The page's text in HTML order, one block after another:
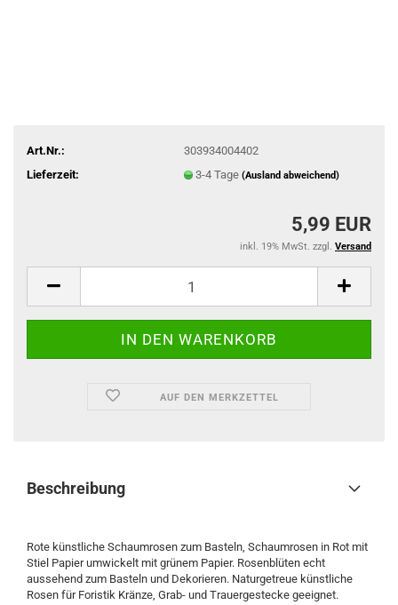
Art.Nr.:
303934004402
Lieferzeit:
3-4 Tage (Ausland abweichend)
5,99 EUR
inkl. 19% MwSt. zzgl. Versand
AUF DEN MERKZETTEL
Beschreibung
Rote künstliche Schaumrosen zum Basteln, Schaumrosen in Rot mit
Stiel Papier umwickelt mit grünem Papier. Rosenblüten echt
aussehend zum Basteln und Dekorieren. Naturgetreue künstliche
Rosen für Foristik Kränze, Grab- und Trauergestecke geeignet.